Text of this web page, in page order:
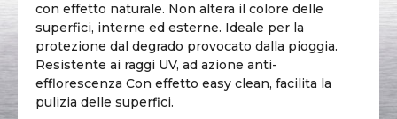
con effetto naturale. Non altera il colore delle
superfici, interne ed esterne. Ideale per la
protezione dal degrado provocato dalla pioggia.
Resistente ai raggi UV, ad azione anti-
efflorescenza Con effetto easy clean, facilita la
pulizia delle superfici.